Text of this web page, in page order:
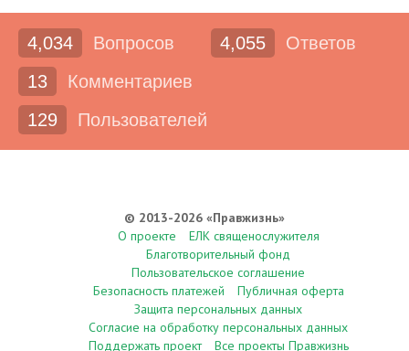
4,034 Вопросов 4,055
Ответов
13
Комментариев
129
Пользователей
© 2013-2026 «Правжизнь»
О проекте
ЕЛК священослужителя
Благотворительный фонд
Пользовательское соглашение
Безопасность платежей
Публичная оферта
Защита персональных данных
Согласие на обработку персональных данных
Поддержать проект
Все проекты Правжизнь